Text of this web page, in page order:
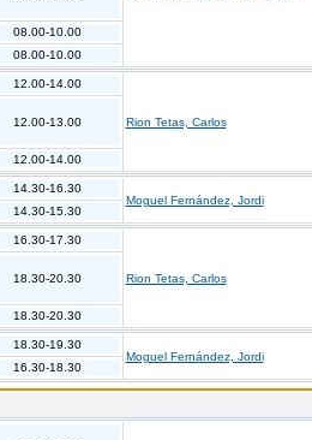
08.00-10.00
08.00-10.00
12.00-14.00
Rion Tetas, Carlos
12.00-13.00
12.00-14.00
14.30-16.30
Moguel Fernández, Jordi
14.30-15.30
16.30-17.30
Rion Tetas, Carlos
18.30-20.30
18.30-20.30
18.30-19.30
Moguel Fernández, Jordi
16.30-18.30